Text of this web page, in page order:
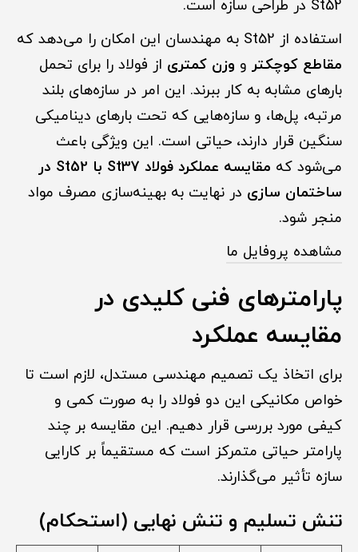
St52 در طراحی سازه است.
استفاده از St52 به مهندسان این امکان را می‌دهد که
مقاطع کوچکتر و وزن کمتری از فولاد را برای تحمل
بارهای مشابه به کار ببرند. این امر در سازه‌های بلند
مرتبه، پل‌ها، و سازه‌هایی که تحت بارهای دینامیکی
سنگین قرار دارند، حیاتی است. این ویژگی باعث
می‌شود که
مقایسه عملکرد فولاد St37 با St52 در
ساختمان سازی در نهایت به بهینه‌سازی مصرف مواد
منجر شود.
مشاهده پروفایل ما
پارامترهای فنی کلیدی در
مقایسه عملکرد
برای اتخاذ یک تصمیم مهندسی مستدل، لازم است تا
خواص مکانیکی این دو فولاد را به صورت کمی و
کیفی مورد بررسی قرار دهیم. این مقایسه بر چند
پارامتر حیاتی متمرکز است که مستقیماً بر کارایی
سازه تأثیر می‌گذارند.
تنش تسلیم و تنش نهایی (استحکام)